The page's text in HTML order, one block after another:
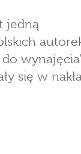
jedną
się w